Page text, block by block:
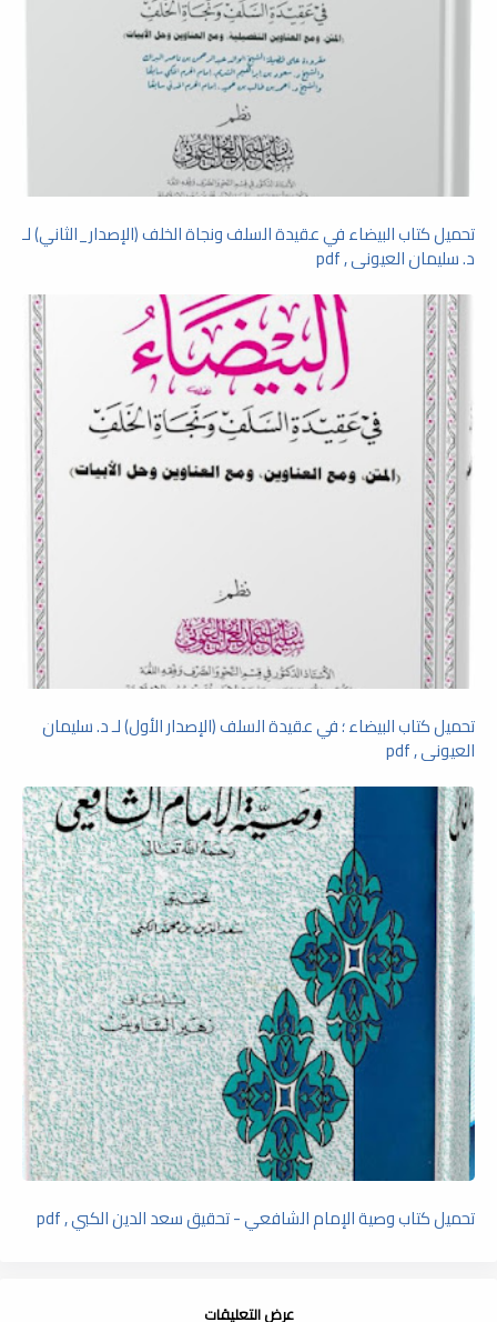
تحميل كتاب البيضاء في عقيدة السلف ونجاة الخلف (الإصدار_الثاني) لـ
د. سليمان العيونى , pdf
تحميل كتاب البيضاء ؛ في عقيدة السلف (الإصدار الأول) لـ د. سليمان
العيونى , pdf
تحميل كتاب وصية الإمام الشافعي - تحقيق سعد الدين الكبي , pdf
عرض التعليقات